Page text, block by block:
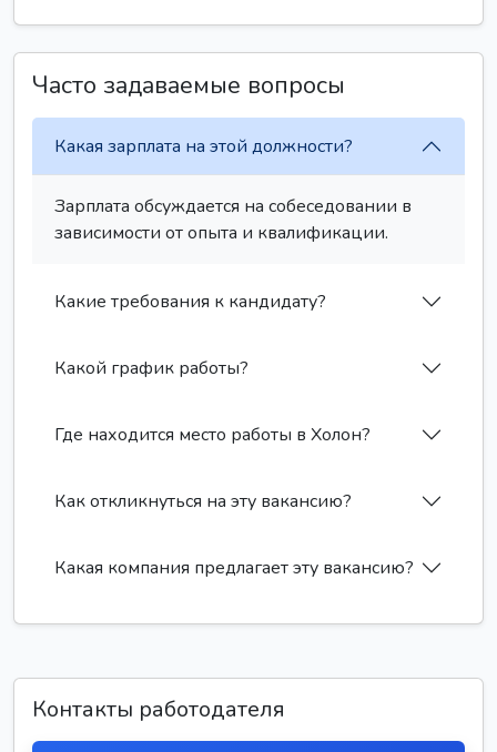
Часто задаваемые вопросы
Какая зарплата на этой должности?
Зарплата обсуждается на собеседовании в
зависимости от опыта и квалификации.
Какие требования к кандидату?
Какой график работы?
Где находится место работы в Холон?
Как откликнуться на эту вакансию?
Какая компания предлагает эту вакансию?
Контакты работодателя